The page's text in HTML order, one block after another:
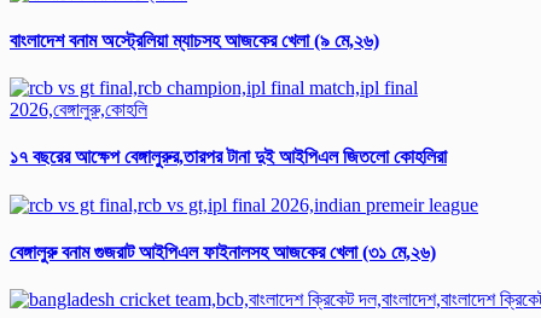
বাংলাদেশ বনাম অস্ট্রেলিয়া ম্যাচসহ আজকের খেলা (৯ মে,২৬)
১৭ বছরের আক্ষেপ বেঙ্গালুরুর,তারপর টানা দুই আইপিএল জিতলো কোহলিরা
বেঙ্গালুরু বনাম গুজরাট আইপিএল ফাইনালসহ আজকের খেলা (৩১ মে,২৬)